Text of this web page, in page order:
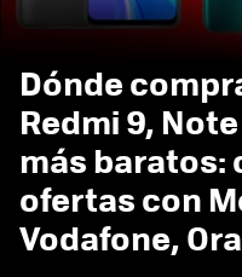
Dónde
Redmi 9,
más baratos:
ofertas con
Vodafone,